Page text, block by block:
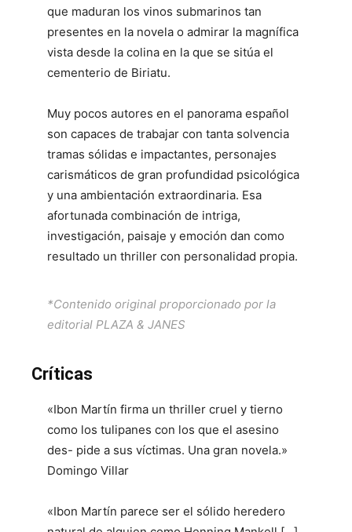
que maduran los vinos submarinos tan
presentes en la novela o admirar la magnífica
vista desde la colina en la que se sitúa el
cementerio de Biriatu.
Muy pocos autores en el panorama español
son capaces de trabajar con tanta solvencia
tramas sólidas e impactantes, personajes
carismáticos de gran profundidad psicológica
y una ambientación extraordinaria. Esa
afortunada combinación de intriga,
investigación, paisaje y emoción dan como
resultado un thriller con personalidad propia.
*Contenido original proporcionado por la
editorial PLAZA & JANES
Críticas
«Ibon Martín firma un thriller cruel y tierno
como los tulipanes con los que el asesino
des- pide a sus víctimas. Una gran novela.»
Domingo Villar
«Ibon Martín parece ser el sólido heredero